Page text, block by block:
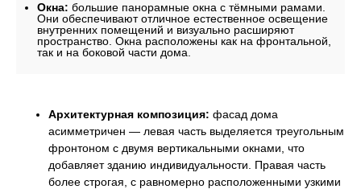
Окна: большие панорамные окна с тёмными рамами.
Они обеспечивают отличное естественное освещение
внутренних помещений и визуально расширяют
пространство. Окна расположены как на фронтальной,
так и на боковой части дома.
Архитектурная композиция: фасад дома
асимметричен — левая часть выделяется треугольным
фронтоном с двумя вертикальными окнами, что
добавляет зданию индивидуальности. Правая часть
более строгая, с равномерно расположенными узкими